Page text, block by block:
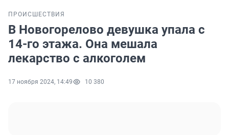
ПРОИСШЕСТВИЯ
В Новогорелово девушка упала с
14-го этажа. Она мешала
лекарство с алкоголем
17 ноября 2024, 14:49 10 380